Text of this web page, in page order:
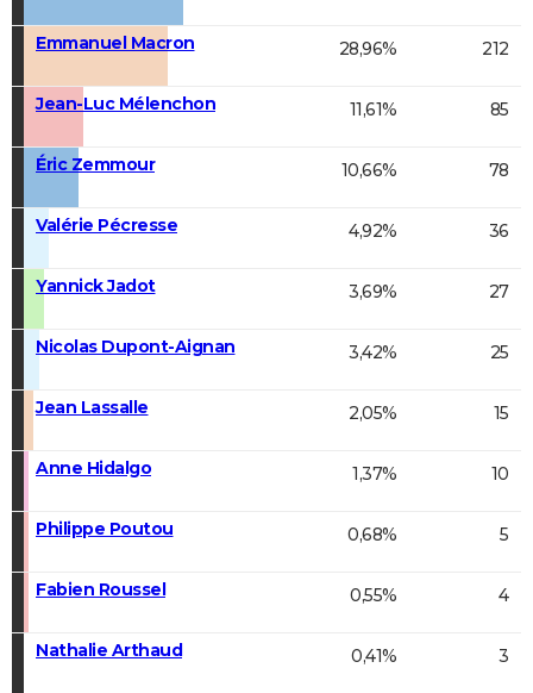
Emmanuel Macron 28,96% 212
Jean-Luc Mélenchon 11,61% 85
Éric Zemmour 10,66% 78
Valérie Pécresse 4,92% 36
Yannick Jadot 3,69% 27
Nicolas Dupont-Aignan 3,42% 25
Jean Lassalle 2,05% 15
Anne Hidalgo 1,37% 10
Philippe Poutou 0,68% 5
Fabien Roussel 0,55% 4
Nathalie Arthaud 0,41% 3